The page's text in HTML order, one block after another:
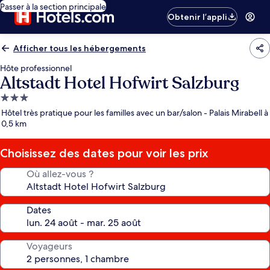
Passer à la section principale
Obtenir l’appli
Afficher tous les hébergements
Hôte professionnel
Altstadt Hotel Hofwirt Salzburg
Hébergement
3.0 étoiles
Hôtel très pratique pour les familles avec un bar/salon - Palais Mirabell à
0,5 km
Choisissez des dates pour voir les prix
Où allez-vous ?
Dates
Voyageurs